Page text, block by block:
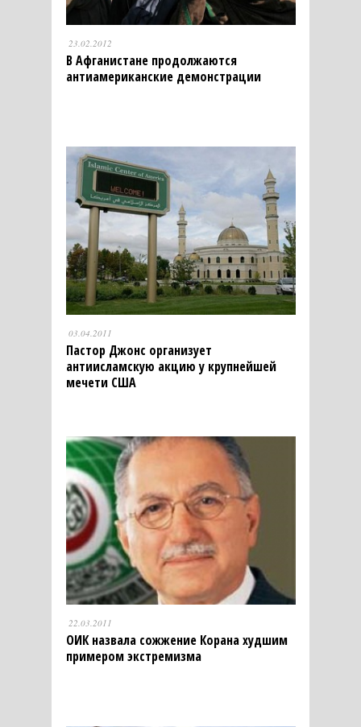
23.02.2012
В Афганистане продолжаются
антиамериканские демонстрации
03.04.2011
Пастор Джонс организует
антиисламскую акцию у крупнейшей
мечети США
22.03.2011
ОИК назвала сожжение Корана худшим
примером экстремизма